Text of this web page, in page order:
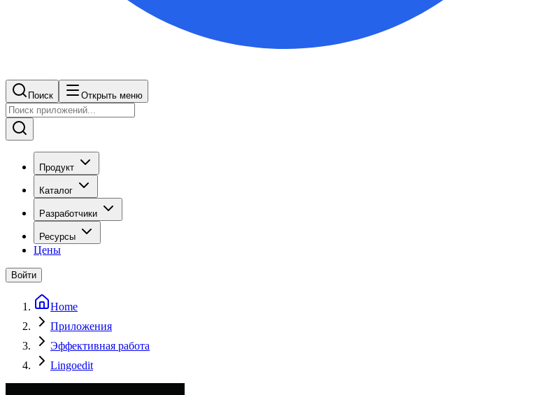
Поиск Открыть меню
Продукт
Каталог
Разработчики
Ресурсы
Цены
Войти
Home
Приложения
Эффективная работа
Lingoedit